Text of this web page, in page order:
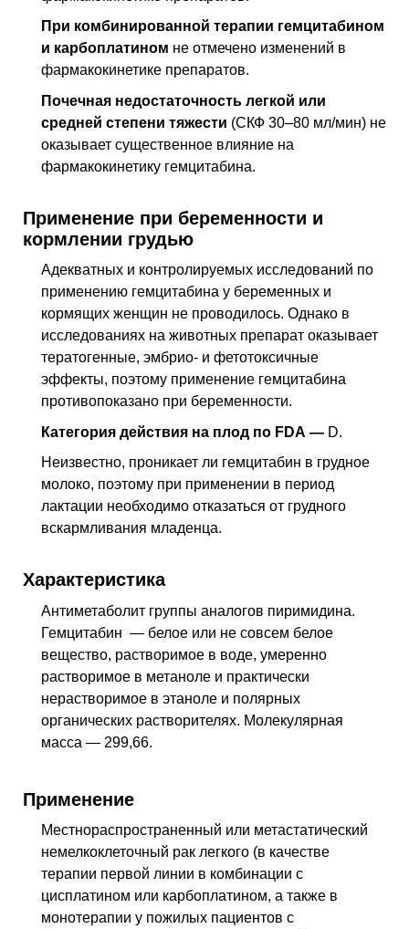
При комбинированной терапии гемцитабином
и карбоплатином не отмечено изменений в
фармакокинетике препаратов.
Почечная недостаточность легкой или
средней степени тяжести (СКФ 30–80 мл/мин) не
оказывает существенное влияние на
фармакокинетику гемцитабина.
Применение при беременности и
кормлении грудью
Адекватных и контролируемых исследований по
применению гемцитабина у беременных и
кормящих женщин не проводилось. Однако в
исследованиях на животных препарат оказывает
тератогенные, эмбрио- и фетотоксичные
эффекты, поэтому применение гемцитабина
противопоказано при беременности.
Категория действия на плод по FDA — D.
Неизвестно, проникает ли гемцитабин в грудное
молоко, поэтому при применении в период
лактации необходимо отказаться от грудного
вскармливания младенца.
Характеристика
Антиметаболит группы аналогов пиримидина.
Гемцитабин — белое или не совсем белое
вещество, растворимое в воде, умеренно
растворимое в метаноле и практически
нерастворимое в этаноле и полярных
органических растворителях. Молекулярная
масса — 299,66.
Применение
Местнораспространенный или метастатический
немелкоклеточный рак легкого (в качестве
терапии первой линии в комбинации с
цисплатином или карбоплатином, а также в
монотерапии у пожилых пациентов с